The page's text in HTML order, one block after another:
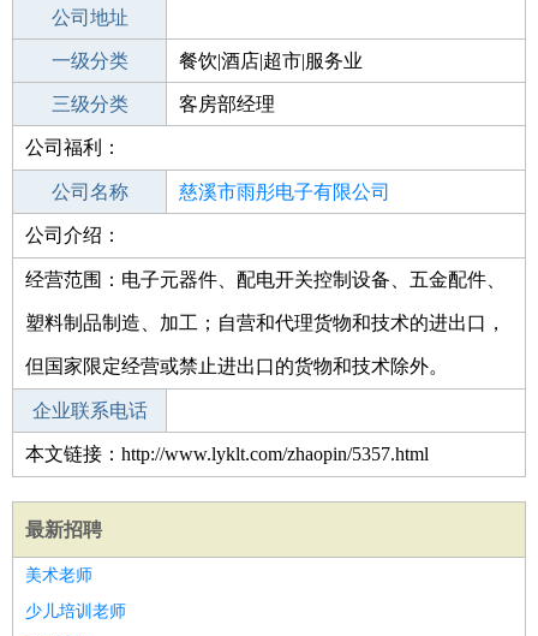
招聘结束时间
公司地址
一级分类 餐饮|酒店|超市|服务业
二级分类 酒店
三级分类 客房部经理
其他行业
公司福利：
公司名称 慈溪市雨彤电子有限公司
公司类型
公司介绍：
经营范围：电子元器件、配电开关控制设备、五金配件、
塑料制品制造、加工；自营和代理货物和技术的进出口，
但国家限定经营或禁止进出口的货物和技术除外。
企业联系电话
本文链接：http://www.lyklt.com/zhaopin/5357.html
最新招聘
美术老师
少儿培训老师